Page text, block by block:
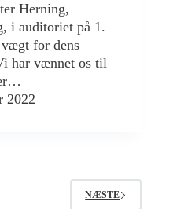
Herning,
i auditoriet på 1.
vægt for dens
har vænnet os til
2022
NÆSTE